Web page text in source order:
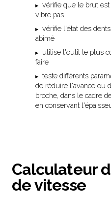
vérifie que le brut
vibre pas
vérifie l'état des
abîmé
utilise l'outil le plus
faire
teste différents
de réduire l'avance ou
broche, dans le cadre
en conservant
Calculateur
de vitesse